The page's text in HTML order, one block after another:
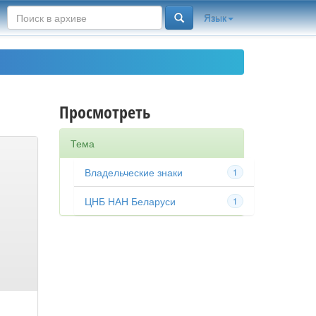
Язык
Просмотреть
Тема
1
Владельческие знаки
1
ЦНБ НАН Беларуси